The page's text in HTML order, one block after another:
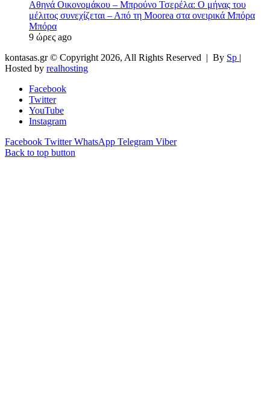
Αθηνά Οικονομάκου – Μπρούνο Τσερέλα: Ο μήνας του
μέλιτος συνεχίζεται – Από τη Moorea στα ονειρικά Μπόρα
Μπόρα
9 ώρες ago
kontasas.gr © Copyright 2026, All Rights Reserved | By Sp |
Hosted by realhosting
Facebook
Twitter
YouTube
Instagram
Facebook Twitter WhatsApp Telegram Viber
Back to top button